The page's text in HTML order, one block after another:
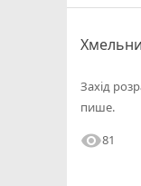
Захід
пише.
visibility81